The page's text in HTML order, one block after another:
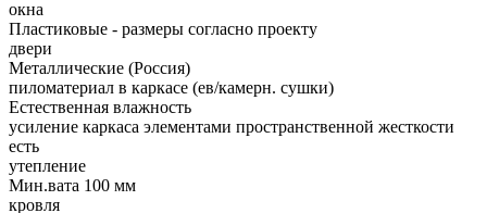
окна
Пластиковые - размеры согласно проекту
двери
Металлические (Россия)
пиломатериал в каркасе (ев/камерн. сушки)
Естественная влажность
усиление каркаса элементами пространственной жесткости
есть
утепление
Мин.вата 100 мм
кровля